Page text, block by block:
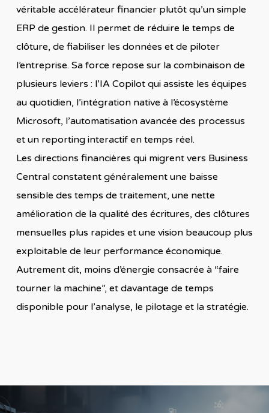
véritable accélérateur financier plutôt qu’un simple
ERP de gestion. Il permet de réduire le temps de
clôture, de fiabiliser les données et de piloter
l’entreprise. Sa force repose sur la combinaison de
plusieurs leviers : l’IA Copilot qui assiste les équipes
au quotidien, l’intégration native à l’écosystème
Microsoft, l’automatisation avancée des processus
et un reporting interactif en temps réel.
Les directions financières qui migrent vers Business
Central constatent généralement une baisse
sensible des temps de traitement, une nette
amélioration de la qualité des écritures, des clôtures
mensuelles plus rapides et une vision beaucoup plus
exploitable de leur performance économique.
Autrement dit, moins d’énergie consacrée à “faire
tourner la machine”, et davantage de temps
disponible pour l’analyse, le pilotage et la stratégie.